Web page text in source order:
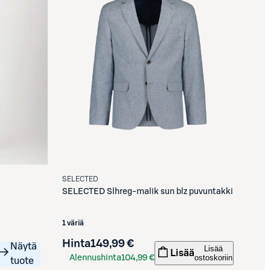
Näytä
tuote
SELECTED
SELECTED Slhreg-malik sun blz puvuntakki
1 väriä
Hinta149,99 €
Alennushinta104,99 € Lisää
Lisää
ostoskoriin